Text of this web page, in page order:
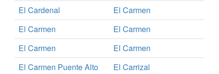
El Cardenal
El Carmen
El Carmen
El Carmen
El Carmen
El Carmen
El Carmen Puente Alto
El Carrizal